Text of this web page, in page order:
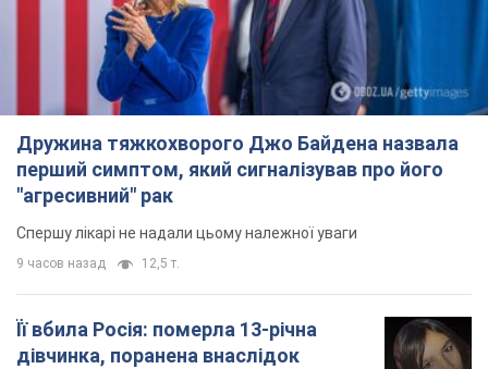
Дружина тяжкохворого Джо Байдена назвала
перший симптом, який сигналізував про його
"агресивний" рак
Спершу лікарі не надали цьому належної уваги
9 часов назад 12,5 т.
Її вбила Росія: померла 13-річна
дівчинка, поранена внаслідок